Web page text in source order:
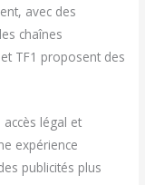
avec des
chaînes
TF1 proposent des
légal et
expérience
publicités plus